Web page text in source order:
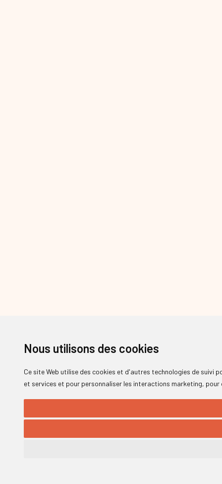
Nous utilisons des cookies
Ce site Web utilise des cookies et d'autres technologies de suivi
et services et pour personnaliser les interactions marketing, pour